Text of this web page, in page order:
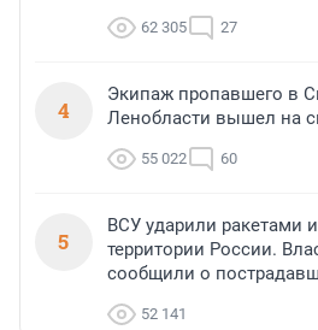
62 305 27
4
Экипаж пропавшего в
Ленобласти вышел на
55 022 60
5
ВСУ ударили ракетами
территории России.
сообщили о
52 141